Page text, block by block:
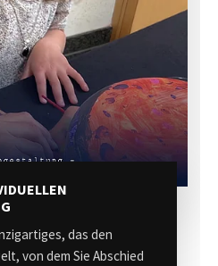
das den
von dem Sie Abschied